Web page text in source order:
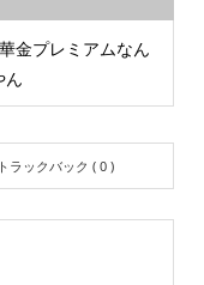
金プレミアムなん
ん
トラックバック ( 0 )